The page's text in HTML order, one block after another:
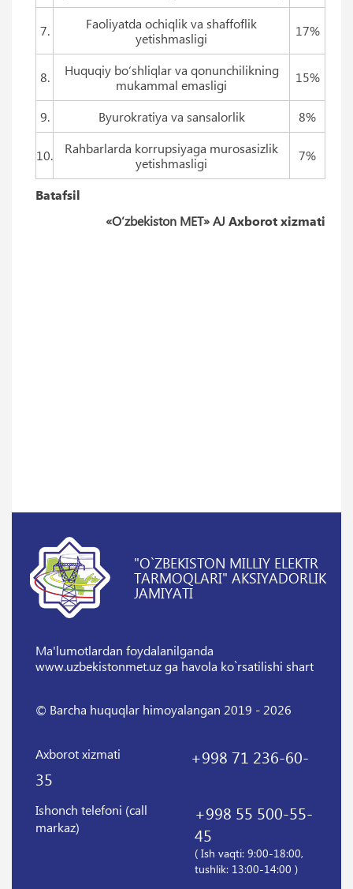
7.
Faoliyatda ochiqlik va shaffoflik
yetishmasligi
17%
8.
Huquqiy bo‘shliqlar va qonunchilikning
mukammal emasligi
15%
9. Byurokratiya va sansalorlik 8%
10.
Rahbarlarda korrupsiyaga murosasizlik
yetishmasligi
7%
Batafsil
«O‘zbekiston MET» AJ Axborot xizmati
"O`ZBEKISTON MILLIY ELEKTR
TARMOQLARI" AKSIYADORLIK
JAMIYATI
Ma'lumotlardan foydalanilganda
www.uzbekistonmet.uz ga havola ko`rsatilishi shart
© Barcha huquqlar himoyalangan 2019 - 2026
Axborot xizmati
+998 71 236-60-
35
Ishonch telefoni (call
markaz)
+998 55 500-55-
45
( Ish vaqti: 9:00-18:00,
tushlik: 13:00-14:00 )